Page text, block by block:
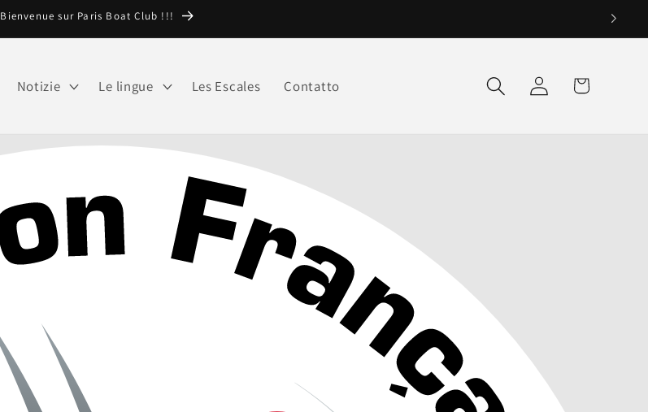
Bienvenue sur Paris Boat Club !!!
Notizie Le lingue Les Escales Contatto ConnessioneCestino